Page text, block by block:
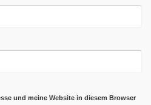
und meine Website in diesem Browser